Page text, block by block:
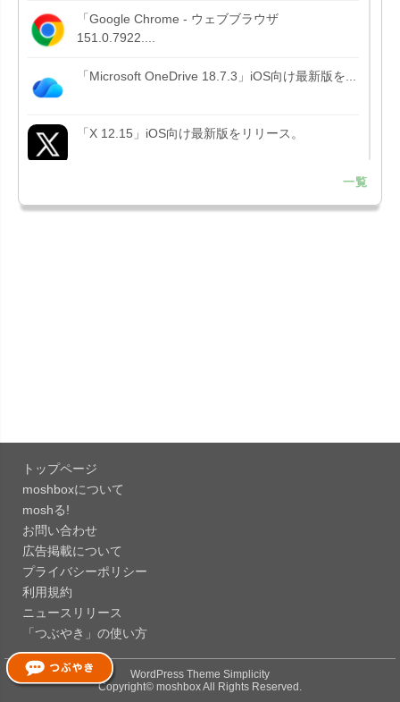
「Google Chrome - ウェブブラウザ
151.0.7922....
「Microsoft OneDrive 18.7.3」iOS向け最新版を...
「X 12.15」iOS向け最新版をリリース。
Liguid G...
「Evernote 11.28.2」Mac向け最新版をリリー
ス。AIプロ...
「Minecraft: クラフト、建築、サバイバル
26.40」iOS向...
151.0.7922....
一覧
トップページ
moshboxについて
moshる!
お問い合わせ
広告掲載について
プライバシーポリシー
利用規約
ニュースリリース
「つぶやき」の使い方
WordPress Theme Simplicity
Copyright© moshboxAll Rights Reserved.